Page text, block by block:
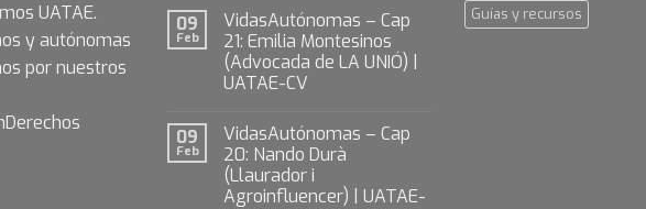
UATAE.
y autónomas
por nuestros
09
Feb
VidasAutónomas – Cap
21: Emilia Montesinos
(Advocada de LA UNIÓ) |
UATAE-CV
09
Feb
VidasAutónomas – Cap
20: Nando Durà
(Llaurador i
Agroinfluencer) | UATAE-
Guías y recursos